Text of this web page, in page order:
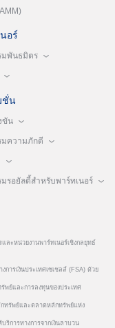
อร์
มพันธมิตร
ชั่น
ขัน
มความภักดี
รอยัลตี้สำหรับพาร์ทเนอร์
ละหน่วยงานพาร์ทเนอร์เชิงกลยุทธ์
ารเงินประเทศเซเชลส์ (FSA) ด้วย
พย์และการลงทุนของประเทศ
ทรัพย์และตลาดหลักทรัพย์แห่ง
ริการทางการจากเงินลาบวน